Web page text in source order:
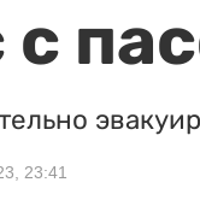
с
23:41